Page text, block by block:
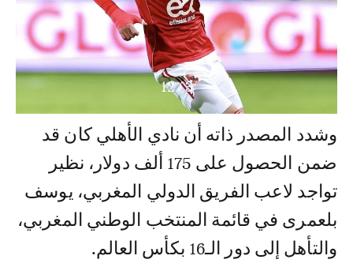
3
/
12
وشدد المصدر ذاته أن نادي الأهلي كان قد
ضمن الحصول على 175 ألف دولار، نظير
تواجد لاعب الفريق الدولي المغربي، يوسف
بلعمرى في قائمة المنتخب الوطني المغربي،
والتأهل إلى دور الـ16 بكأس العالم.